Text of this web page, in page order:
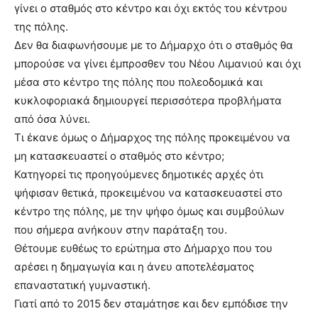
γίνει ο σταθμός στο κέντρο και όχι εκτός του κέντρου
της πόλης.
Δεν θα διαφωνήσουμε με το Δήμαρχο ότι ο σταθμός θα
μπορούσε να γίνει έμπροσθεν του Νέου Λιμανιού και όχι
μέσα στο κέντρο της πόλης που πολεοδομικά και
κυκλοφοριακά δημιουργεί περισσότερα προβλήματα
από όσα λύνει.
Τι έκανε όμως ο Δήμαρχος της πόλης προκειμένου να
μη κατασκευαστεί ο σταθμός στο κέντρο;
Κατηγορεί τις προηγούμενες δημοτικές αρχές ότι
ψήφισαν θετικά, προκειμένου να κατασκευαστεί στο
κέντρο της πόλης, με την ψήφο όμως και συμβούλων
που σήμερα ανήκουν στην παράταξη του.
Θέτουμε ευθέως το ερώτημα στο Δήμαρχο που του
αρέσει η δημαγωγία και η άνευ αποτελέσματος
επαναστατική γυμναστική.
Γιατί από το 2015 δεν σταμάτησε και δεν εμπόδισε την